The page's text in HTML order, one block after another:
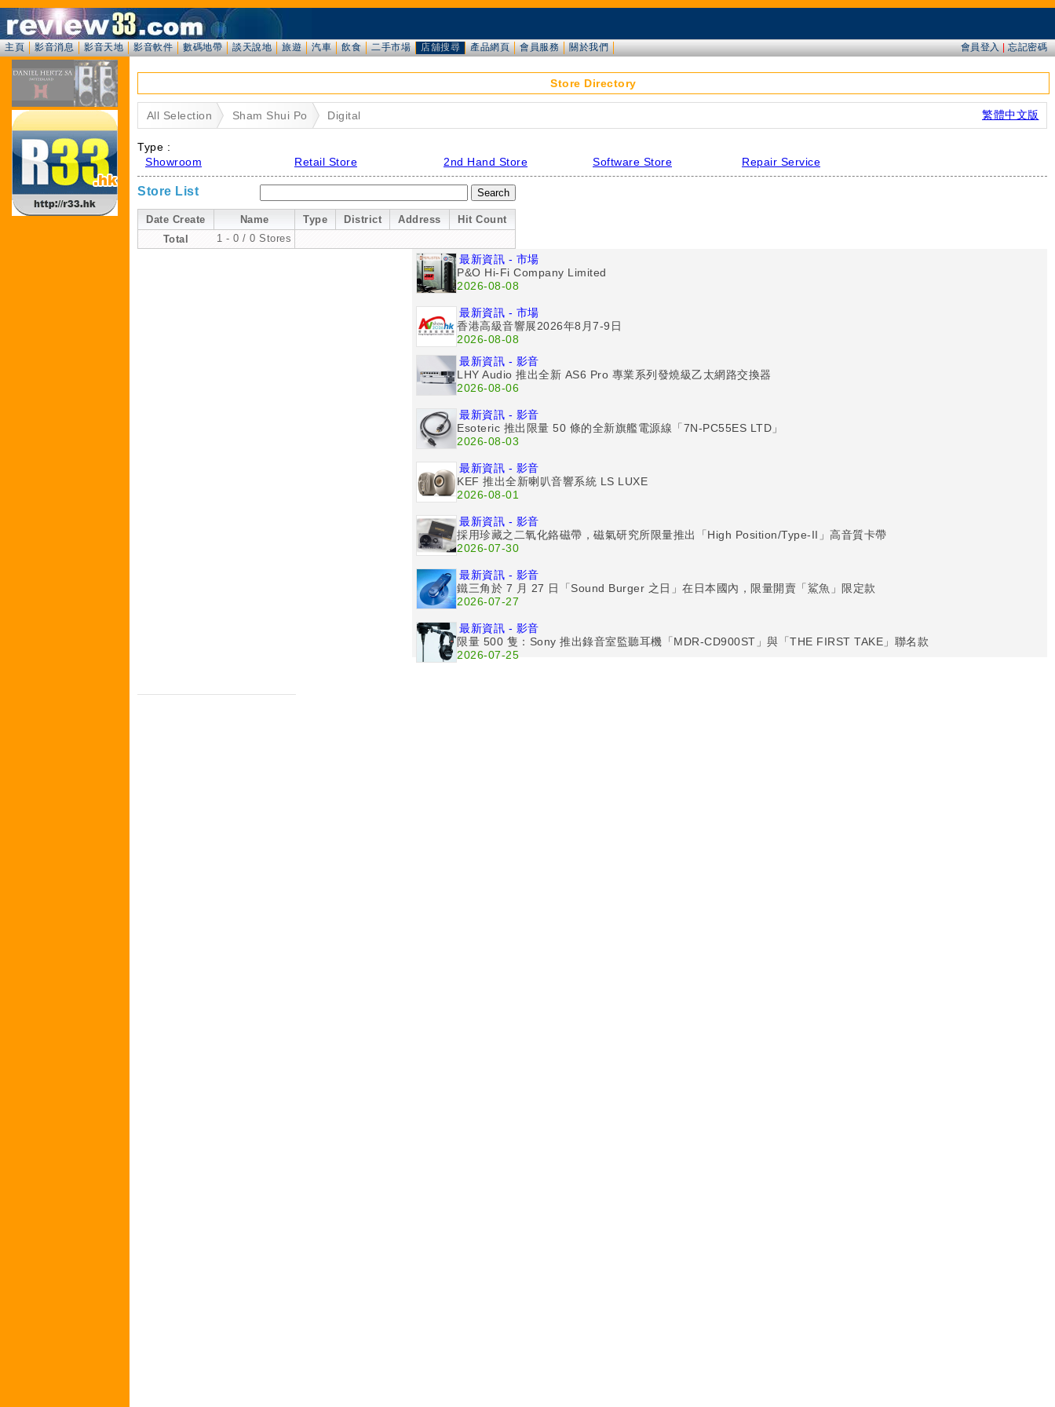
主頁 影音消息 影音天地 影音軟件 數碼地帶 談天說地 旅遊 汽車 飲食 二手市場 店舖搜尋 產品網頁 會員服務 關於我們 會員登入|忘記密碼
Store Directory
繁體中文版
All Selection Sham Shui Po Digital
Type :
Showroom
Retail Store 2nd Hand Store Software Store Repair Service
Store List
Date Create Name Type District Address
Hit Count
Total
1 - 0 / 0 Stores
最新資訊 - 市場
P&O Hi-Fi Company Limited
2026-08-08
最新資訊 - 市場
香港高級音響展2026年8月7-9日
2026-08-08
最新資訊 - 影音
LHY Audio 推出全新 AS6 Pro 專業系列發燒級乙太網路交換器
2026-08-06
最新資訊 - 影音
Esoteric 推出限量 50 條的全新旗艦電源線「7N-PC55ES LTD」
2026-08-03
最新資訊 - 影音
KEF 推出全新喇叭音響系統 LS LUXE
2026-08-01
最新資訊 - 影音
採用珍藏之二氧化鉻磁帶，磁氣研究所限量推出「High Position/Type-II」高音質卡帶
2026-07-30
最新資訊 - 影音
鐵三角於 7 月 27 日「Sound Burger 之日」在日本國內，限量開賣「鯊魚」限定款
2026-07-27
最新資訊 - 影音
限量 500 隻：Sony 推出錄音室監聽耳機「MDR-CD900ST」與「THE FIRST TAKE」聯名款
2026-07-25